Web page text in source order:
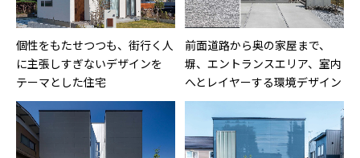
個性をもたせつつも、街行く人
に主張しすぎないデザインを
テーマとした住宅
前面道路から奥の家屋まで、
塀、エントランスエリア、室内
へとレイヤーする環境デザイン